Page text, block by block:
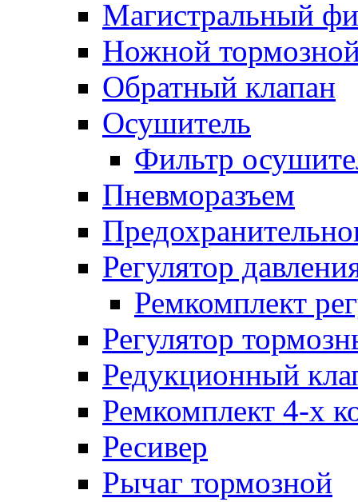
Магистральный
Ножной
Обратный клапан
Осушитель
Фильтр
Пневморазъем
Регулятор
Ремкомплект
Регулятор
Редукционный
Ремкомплект 4-х
Ресивер
Рычаг тормозной